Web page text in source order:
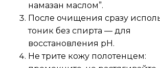
намазан маслом”.
После очищения сразу
тоник без спирта — для
восстановления pH.
Не трите кожу полотенцем: